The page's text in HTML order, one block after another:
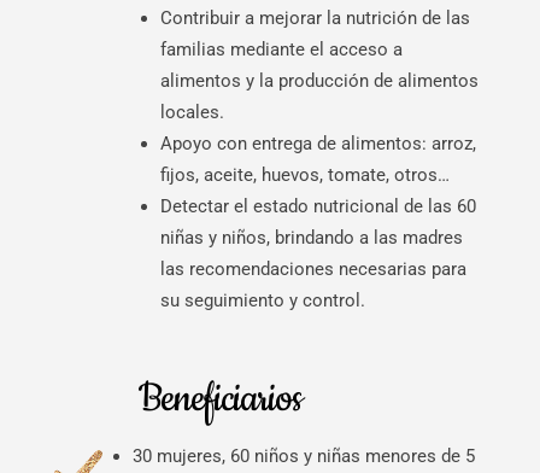
Contribuir a mejorar la nutrición de las
familias mediante el acceso a
alimentos y la producción de alimentos
locales.
Apoyo con entrega de alimentos: arroz,
fijos, aceite, huevos, tomate, otros…
Detectar el estado nutricional de las 60
niñas y niños, brindando a las madres
las recomendaciones necesarias para
su seguimiento y control.
Beneficiarios
30 mujeres, 60 niños y niñas menores de 5